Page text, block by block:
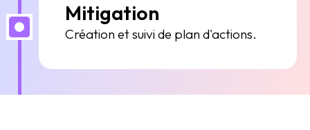
Mitigation
Création et suivi de plan d'actions.